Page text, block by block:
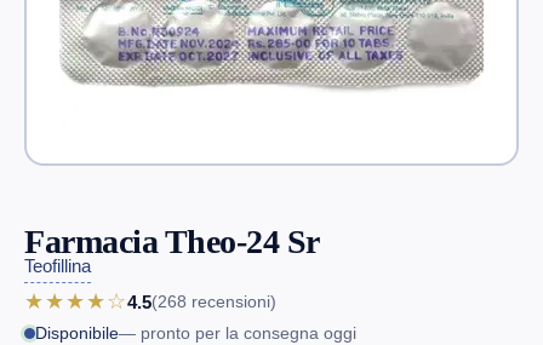
Farmacia Theo-24 Sr
Teofillina
★★★★☆4.5(268 recensioni)
Disponibile— pronto per la consegna oggi